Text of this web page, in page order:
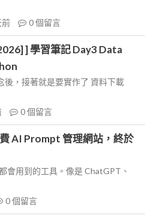
前 0個留言
] 學習筆記 Day3 Data
後，接著就是要實作了 資料下載
0個留言
AI Prompt 管理網站，終於
會用到的工具。像是 ChatGPT、
0個留言